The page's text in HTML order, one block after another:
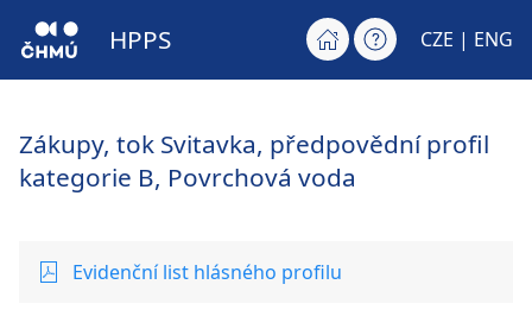
HPPS CZE | ENG
Zákupy, tok Svitavka, předpovědní profil
kategorie B, Povrchová voda
Evidenční list hlásného profilu